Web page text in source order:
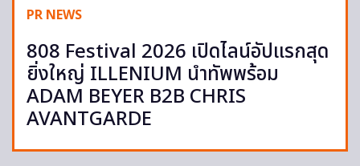
PR NEWS
808 Festival 2026 เปิดไลน์อัปแรกสุด
ยิ่งใหญ่ ILLENIUM นำทัพพร้อม
ADAM BEYER B2B CHRIS
AVANTGARDE